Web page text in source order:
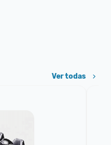
Ver todas